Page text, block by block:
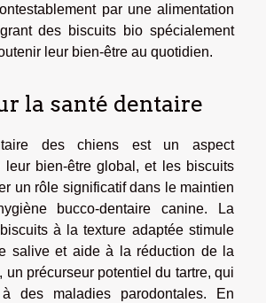
par une alimentation
des biscuits bio spécialement
leur bien-être au quotidien.
la santé dentaire
des chiens est un aspect
leur bien-être global, et les biscuits
un rôle significatif dans le maintien
bucco-dentaire canine. La
à la texture adaptée stimule
salive et aide à la réduction de la
un précurseur potentiel du tartre, qui
des maladies parodontales. En